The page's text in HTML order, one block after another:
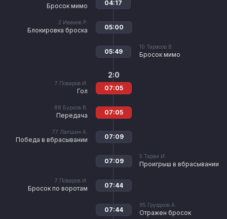
Бросок мимо 04:17
2 Иванов Р.
Блокировка броска 05:00
10 Тарасов В.
Бросок мимо
05:49
7 Поваров И.
Гол
2:0
07:05
88 Бурков В.
Передача 07:05
77 Лапшин А.
Победа в вбрасывании 07:09
5 Таран И.
Проигрыш в вбрасывании
07:09
7 Поваров И.
Бросок по воротам 07:44
95 Груздков А.
Отражен бросок
07:44